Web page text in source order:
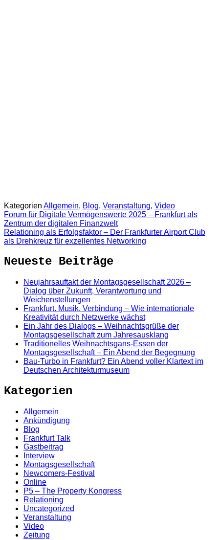
Kategorien Allgemein, Blog, Veranstaltung, Video
Forum für Digitale Vermögenswerte 2025 – Frankfurt als
Zentrum der digitalen Finanzwelt
Relationing als Erfolgsfaktor – Der Frankfurter Airport Club
als Drehkreuz für exzellentes Networking
Neueste Beiträge
Neujahrsauftakt der Montagsgesellschaft 2026 –
Dialog über Zukunft, Verantwortung und
Weichenstellungen
Frankfurt. Musik. Verbindung – Wie internationale
Kreativität durch Netzwerke wächst
Ein Jahr des Dialogs – Weihnachtsgrüße der
Montagsgesellschaft zum Jahresausklang
Traditionelles Weihnachtsgans-Essen der
Montagsgesellschaft – Ein Abend der Begegnung
Bau-Turbo in Frankfurt? Ein Abend voller Klartext im
Deutschen Architekturmuseum
Kategorien
Allgemein
Ankündigung
Blog
Frankfurt Talk
Gastbeitrag
Interview
Montagsgesellschaft
Newcomers-Festival
Online
P5 – The Property Kongress
Relationing
Uncategorized
Veranstaltung
Video
Zeitung